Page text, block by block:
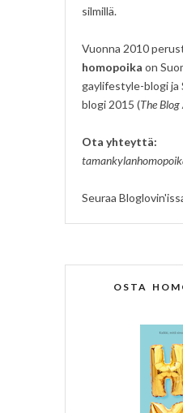
silmillä.
Vuonna 2010
homopoika on
gaylifestyle-blogi ja
blogi 2015 (The
Ota yhteyttä:
Seuraa
OSTA